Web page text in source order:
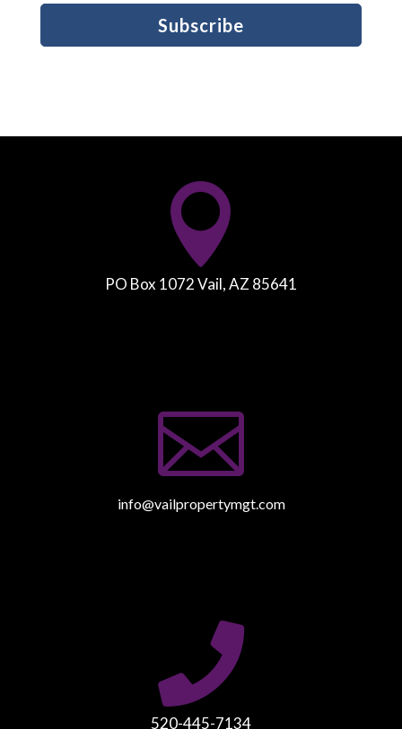
Subscribe

PO Box 1072 Vail, AZ 85641

info@vailpropertymgt.com

520-445-7134